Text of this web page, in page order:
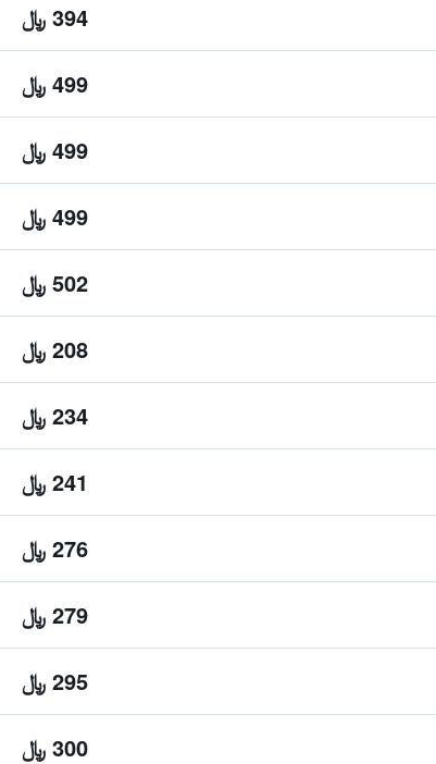
394 ﷼
499 ﷼
499 ﷼
499 ﷼
502 ﷼
208 ﷼
234 ﷼
241 ﷼
276 ﷼
279 ﷼
295 ﷼
300 ﷼